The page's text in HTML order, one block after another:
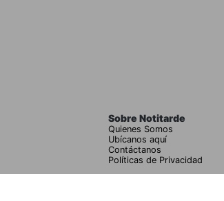
Sobre Notitarde
Quienes Somos
Ubícanos aquí
Contáctanos
Políticas de Privacidad